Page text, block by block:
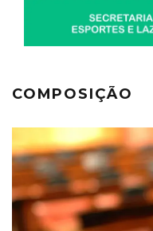
COMPOSIÇÃO